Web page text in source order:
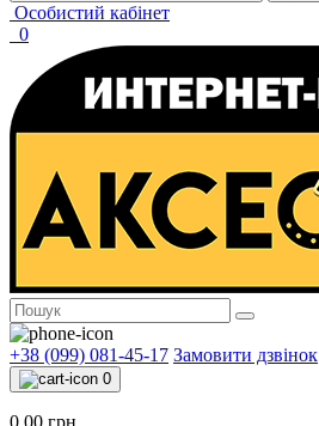
Особистий кабінет
0
+38 (099) 081-45-17 Замовити дзвінок
0
0.00 грн.